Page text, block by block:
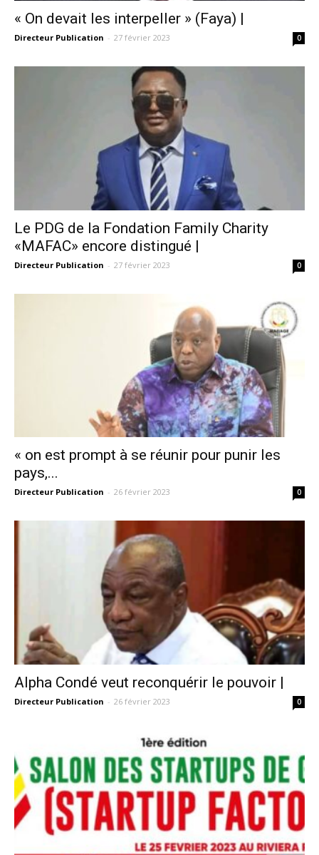
« On devait les interpeller » (Faya) |
Directeur Publication - 27 février 2023 0
Le PDG de la Fondation Family Charity
«MAFAC» encore distingué |
Directeur Publication - 27 février 2023 0
« on est prompt à se réunir pour punir les
pays,...
Directeur Publication - 26 février 2023 0
Alpha Condé veut reconquérir le pouvoir |
Directeur Publication - 26 février 2023 0